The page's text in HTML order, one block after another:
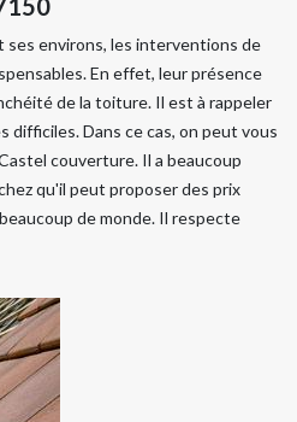
ses environs, les interventions de
En effet, leur présence
de la toiture. Il est à rappeler
Dans ce cas, on peut vous
couverture. Il a beaucoup
qu'il peut proposer des prix
de monde. Il respecte